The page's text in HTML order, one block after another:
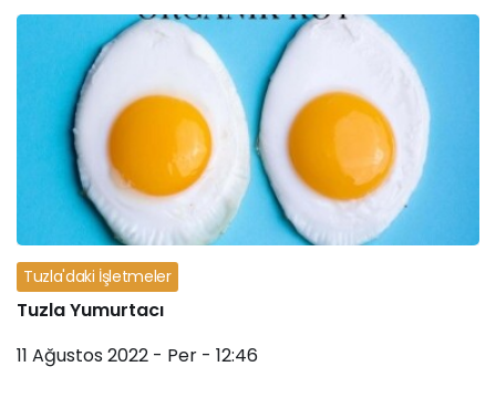
Tuzla'daki İşletmeler
Tuzla Yumurtacı
11 Ağustos 2022 - Per - 12:46